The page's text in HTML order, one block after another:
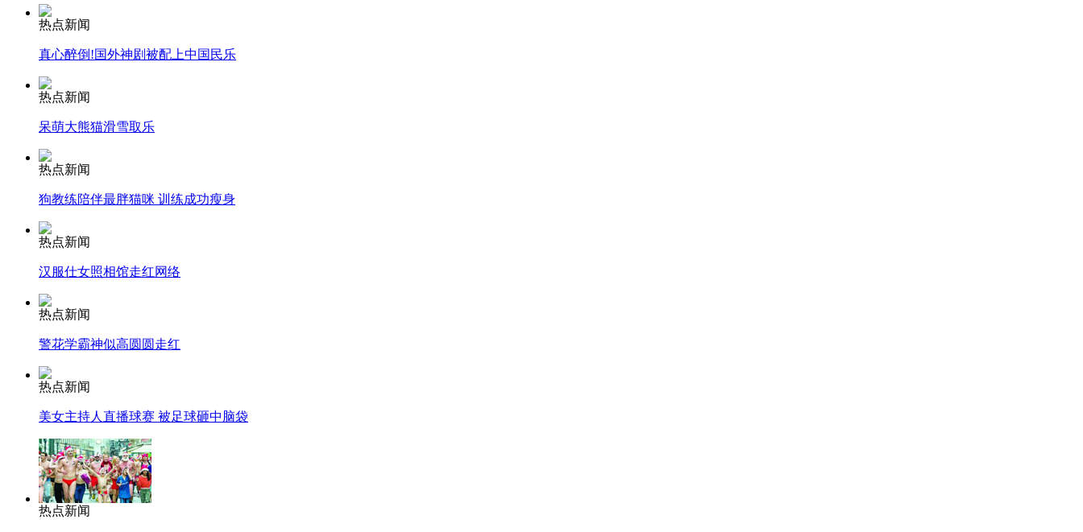
外交部：有关国家言论片面不公正
安徽一实载49人客车翻车
走！跟着总书记去植树
纽约上演“枕头大战”
热点新闻
真心醉倒!国外神剧被配上中国民乐
热点新闻
呆萌大熊猫滑雪取乐
热点新闻
狗教练陪伴最胖猫咪 训练成功瘦身
热点新闻
汉服仕女照相馆走红网络
热点新闻
警花学霸神似高圆圆走红
热点新闻
美女主持人直播球赛 被足球砸中脑袋
热点新闻